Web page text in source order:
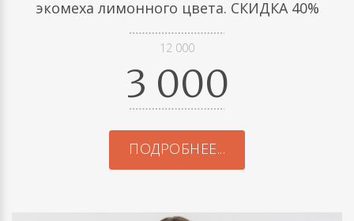
экомеха лимонного цвета. СКИДКА 40%
12 000
3 000
ПОДРОБНЕЕ...